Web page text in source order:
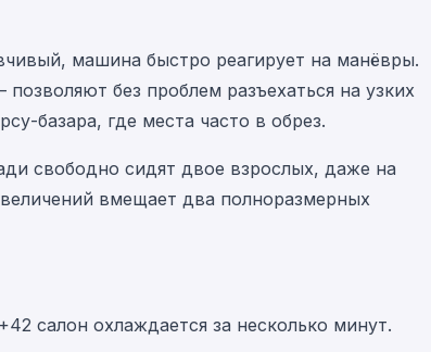
машина быстро реагирует на манёвры.
без проблем разъехаться на узких
базара, где места часто в обрез.
свободно сидят двое взрослых, даже на
вмещает два полноразмерных
салон охлаждается за несколько минут.